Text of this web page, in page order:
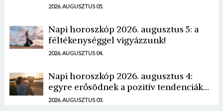
2026. AUGUSZTUS 05.
Napi horoszkóp 2026. augusztus 5: a
féltékenységgel vigyázzunk!
2026. AUGUSZTUS 04.
Napi horoszkóp 2026. augusztus 4:
egyre erősödnek a pozitív tendenciák...
2026. AUGUSZTUS 03.